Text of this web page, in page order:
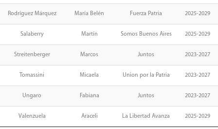
Rodríguez Márquez María Belén Fuerza Patria 2025-2029
Salaberry Martín Somos Buenos Aires 2025-2029
Streitenberger Marcos Juntos 2023-2027
Tomassini Micaela Union por la Patria 2023-2027
Ungaro Fabiana Juntos 2023-2027
Valenzuela Araceli La Libertad Avanza 2025-2029